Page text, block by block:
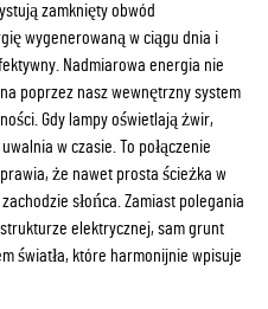
zamknięty obwód
wygenerowaną w ciągu dnia i
Nadmiarowa energia nie
poprzez nasz wewnętrzny system
Gdy lampy oświetlają żwir,
w czasie. To połączenie
że nawet prosta ścieżka w
słońca. Zamiast polegania
elektrycznej, sam grunt
światła, które harmonijnie wpisuje